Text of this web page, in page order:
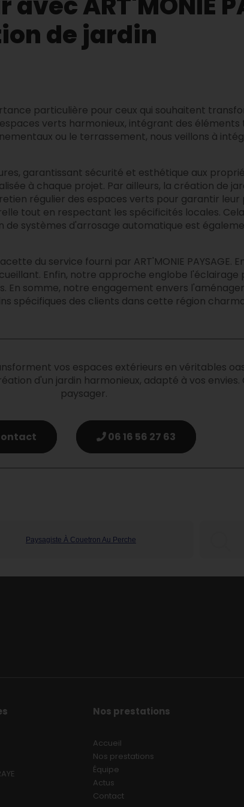
de jardin
particulière pour ceux qui souhaitent
verts harmonieux, intégrant des
ou le terrassement, nous veillons à
garantissant sécurité et esthétique aux
à chaque projet. Par ailleurs, la création de
régulier des espaces verts pour garantir
tout en respectant les spécificités locales.
systèmes d'arrosage automatique est
du service fourni par ART'MONIE
Enfin, notre approche englobe
En somme, notre engagement envers
spécifiques des clients dans cette région
vos espaces extérieurs en véritables
d'un jardin harmonieux, adapté à vos
paysager.
06 16 56 27 63
Paysagiste À Couetron Au Perche
Nos prestations
Accueil
Nos prestations
Équipe
Actus
Contact